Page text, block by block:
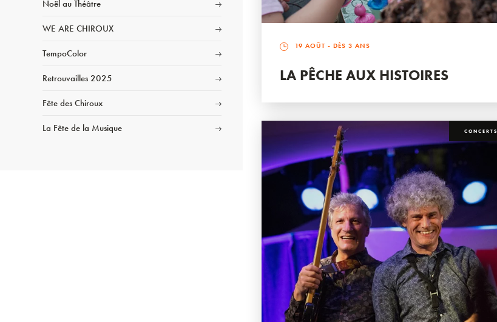
Noël au Théâtre
WE ARE CHIROUX
TempoColor
Retrouvailles 2025
Fête des Chiroux
La Fête de la Musique
19 AOÛT - DÈS 3 ANS
LA PÊCHE AUX HISTOIRES
CONCERTS